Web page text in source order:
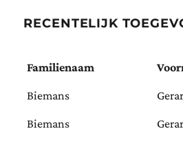
RECENTELIJK
Familienaam
Biemans
Biemans